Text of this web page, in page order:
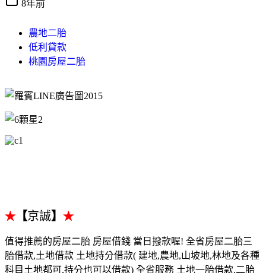
8年前
農地二胎
低利貸款
桃園房屋二胎
★ 【京誠】 ★
值得推薦的房屋二胎 房屋借錢 當日撥款喔! 全省房屋二胎三
胎借款,土地借款 土地持分借款( 建地,農地,山坡地,林地及各種
科目土地都可,持分也可以借款) 全省服務 土地一胎借款,二胎